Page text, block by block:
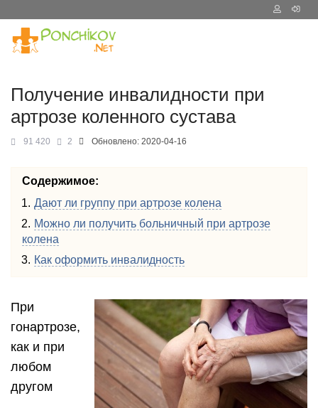
Получение инвалидности при
артрозе коленного сустава
91 420 2 Обновлено: 2020-04-16
Содержимое:
Дают ли группу при артрозе колена
Можно ли получить больничный при артрозе
колена
Как оформить инвалидность
При
гонартрозе,
как и при
любом
другом